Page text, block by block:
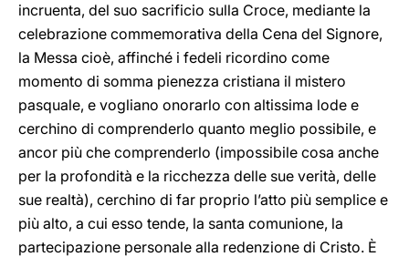
incruenta, del suo sacrificio sulla Croce, mediante la
celebrazione commemorativa della Cena del Signore,
la Messa cioè, affinché i fedeli ricordino come
momento di somma pienezza cristiana il mistero
pasquale, e vogliano onorarlo con altissima lode e
cerchino di comprenderlo quanto meglio possibile, e
ancor più che comprenderlo (impossibile cosa anche
per la profondità e la ricchezza delle sue verità, delle
sue realtà), cerchino di far proprio l’atto più semplice e
più alto, a cui esso tende, la santa comunione, la
partecipazione personale alla redenzione di Cristo. È